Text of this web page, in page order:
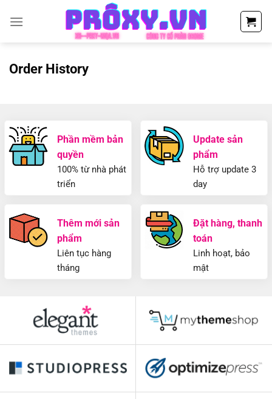
đến
Order History
Phần mềm bản
quyền
100% từ nhà phát
triển
Update sản
phẩm
Hỗ trợ update 3
day
Thêm mới sản
phẩm
Liên tục hàng
tháng
Đặt hàng, thanh
toán
Linh hoạt, bảo
mật